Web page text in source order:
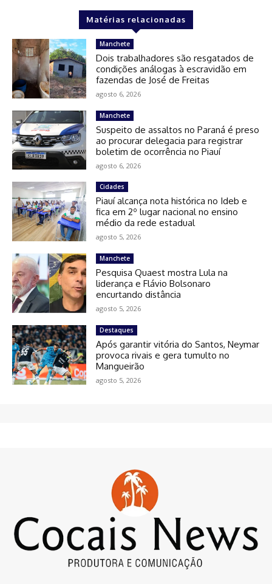
Matérias relacionadas
Manchete
Dois trabalhadores são resgatados de
condições análogas à escravidão em
fazendas de José de Freitas
agosto 6, 2026
Manchete
Suspeito de assaltos no Paraná é preso
ao procurar delegacia para registrar
boletim de ocorrência no Piauí
agosto 6, 2026
Cidades
Piauí alcança nota histórica no Ideb e
fica em 2º lugar nacional no ensino
médio da rede estadual
agosto 5, 2026
Manchete
Pesquisa Quaest mostra Lula na
liderança e Flávio Bolsonaro
encurtando distância
agosto 5, 2026
Destaques
Após garantir vitória do Santos, Neymar
provoca rivais e gera tumulto no
Mangueirão
agosto 5, 2026